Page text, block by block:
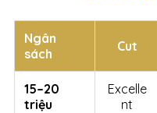
Ngân
sách
Cut
15–20
triệu
Excelle
nt